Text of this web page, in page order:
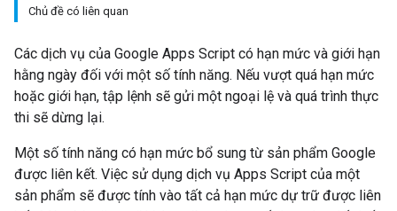
Chủ đề có liên quan
Các dịch vụ của Google Apps Script có hạn mức và giới hạn
hằng ngày đối với một số tính năng. Nếu vượt quá hạn mức
hoặc giới hạn, tập lệnh sẽ gửi một ngoại lệ và quá trình thực
thi sẽ dừng lại.
Một số tính năng có hạn mức bổ sung từ sản phẩm Google
được liên kết. Việc sử dụng dịch vụ Apps Script của một
sản phẩm sẽ được tính vào tất cả hạn mức dự trữ được liên